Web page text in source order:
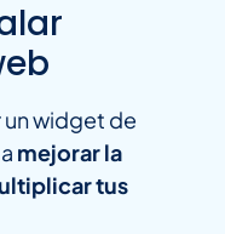
widget de
mejorar la
tus